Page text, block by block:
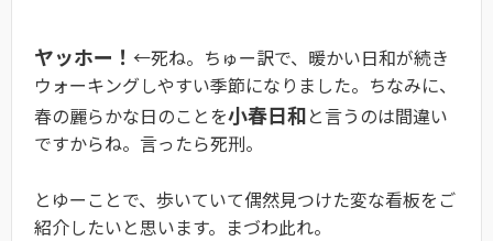
ヤッホー！ ←死ね。ちゅー訳で、暖かい日和が続き
ウォーキングしやすい季節になりました。ちなみに、
春の麗らかな日のことを小春日和と言うのは間違い
ですからね。言ったら死刑。
とゆーことで、歩いていて偶然見つけた変な看板をご
紹介したいと思います。まづわ此れ。